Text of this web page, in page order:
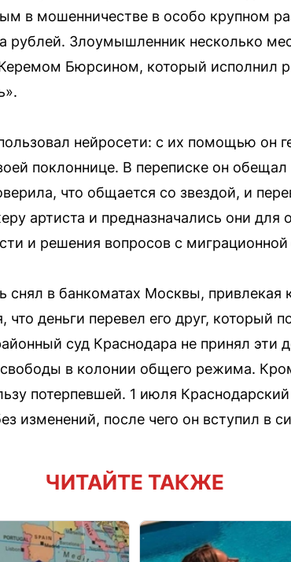
в мошенничестве в особо крупном
рублей. Злоумышленник несколько
Бюрсином, который исполнил
нейросети: с их помощью он
поклоннице. В переписке он
что общается со звездой, и
артиста и предназначались они для
и решения вопросов с
снял в банкоматах Москвы, привлекая
деньги перевел его друг, который
суд Краснодара не принял эти
в колонии общего режима.
потерпевшей. 1 июля
изменений, после чего он вступил в
ЧИТАЙТЕ ТАКЖЕ